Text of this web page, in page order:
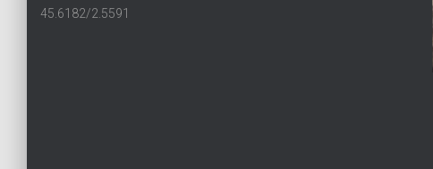
45.6182/2.5591